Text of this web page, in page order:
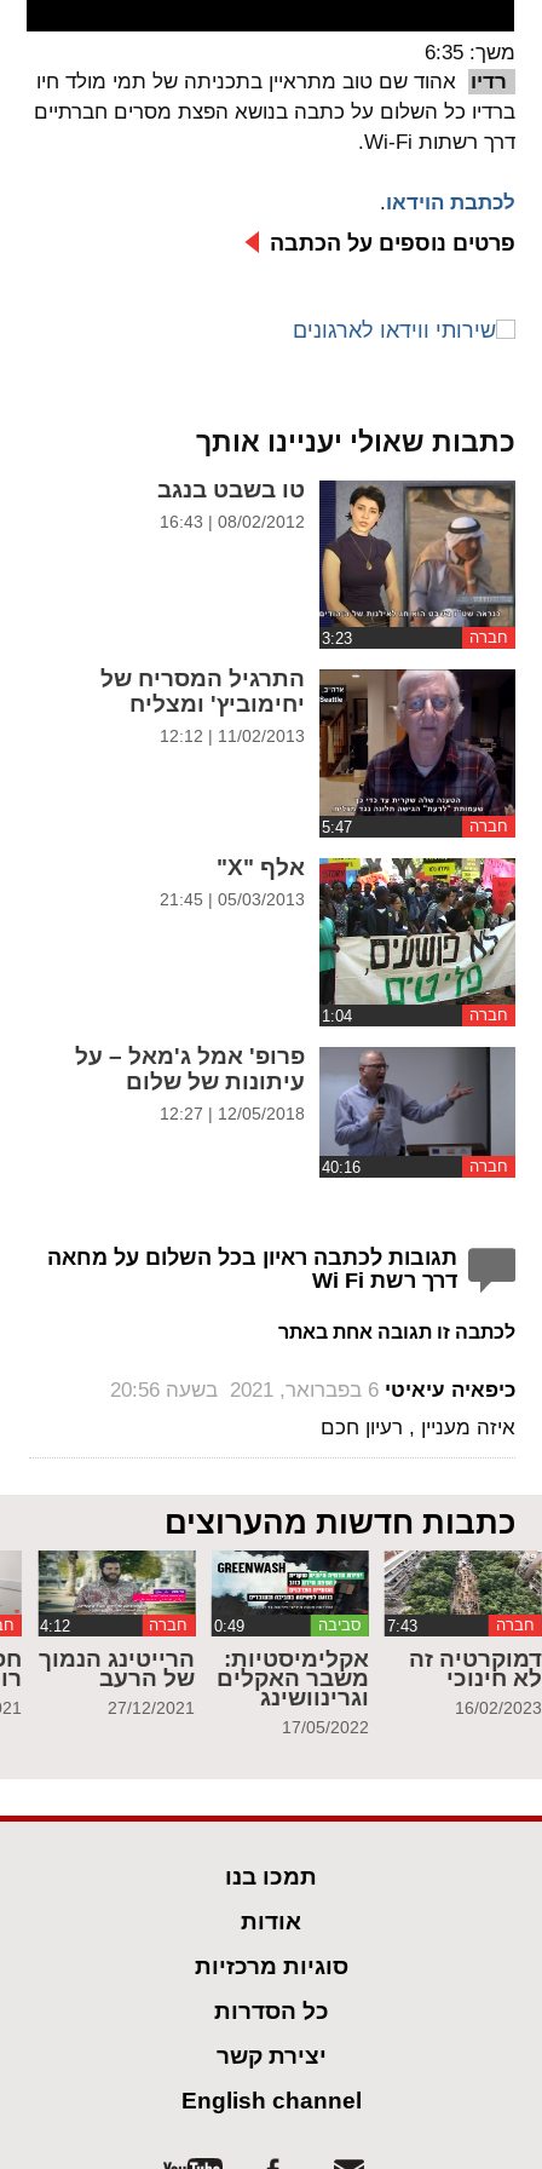
brightness_high
ניגודיות בהירה
קישורים
איפוס
כל
השארת
משוב
משך: 6:35
רדיו
אהוד שם טוב מתראיין בתכניתה של תמי מולד חיו
ברדיו כל השלום על כתבה בנושא הפצת מסרים חברתיים
דרך רשתות Wi-Fi.
לכתבת הוידאו.
פרטים נוספים על הכתבה
כתבות שאולי יעניינו אותך
חברה
טו בשבט בנגב
08/02/2012 | 16:43
חברה
התרגיל המסריח של
יחימוביץ' ומצליח
11/02/2013 | 12:12
חברה
אלף "X"
05/03/2013 | 21:45
חברה
פרופ' אמל ג'מאל – על
עיתונות של שלום
12/05/2018 | 12:27
תגובות לכתבה ראיון בכל השלום על מחאה
דרך רשת Wi Fi
לכתבה זו תגובה אחת באתר
כיפאיה עיאיטי ‏6 בפברואר, 2021 בשעה 20:56
איזה מעניין , רעיון חכם
כתבות חדשות מהערוצים
חברה
דמוקרטיה זה
לא חינוכי
16/02/2023
סביבה ‏0:49
אקלימיסטיות:
משבר האקלים
וגרינוושינג
17/05/2022
חברה
הרייטינג הנמוך
של הרעב
27/12/2021
תמכו בנו
אודות
סוגיות מרכזיות
כל הסדרות
יצירת קשר
English channel